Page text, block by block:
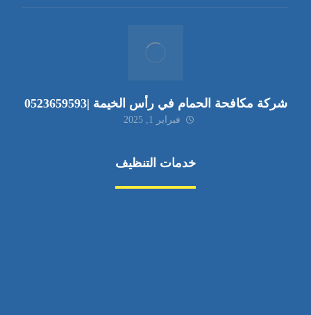
شركة مكافحة الحمام في رأس الخيمة |0523659593
فبراير 1, 2025
خدمات التنظيف